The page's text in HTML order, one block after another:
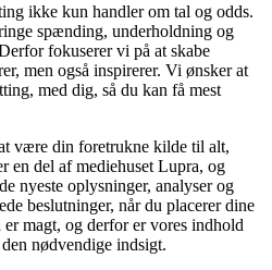
ikke kun handler om tal og odds.
spænding, underholdning og
fokuserer vi på at skabe
men også inspirerer. Vi ønsker at
med dig, så du kan få mest
være din foretrukne kilde til alt,
en del af mediehuset Lupra, og
nyeste oplysninger, analyser og
beslutninger, når du placerer dine
magt, og derfor er vores indhold
nødvendige indsigt.